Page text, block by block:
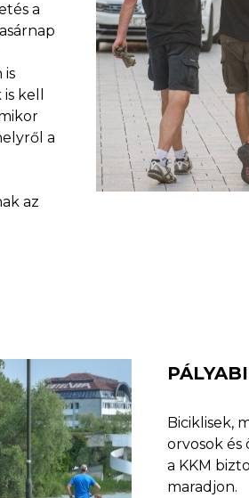
a
is
kell
a
az
Biciklisek,
orvosok és
a KKM
maradjon.